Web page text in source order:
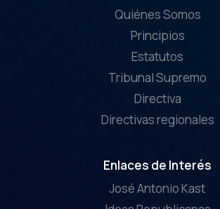
Quiénes Somos
Principios
Estatutos
Tribunal Supremo
Directiva
Directivas regionales
Enlaces de Interés
José Antonio Kast